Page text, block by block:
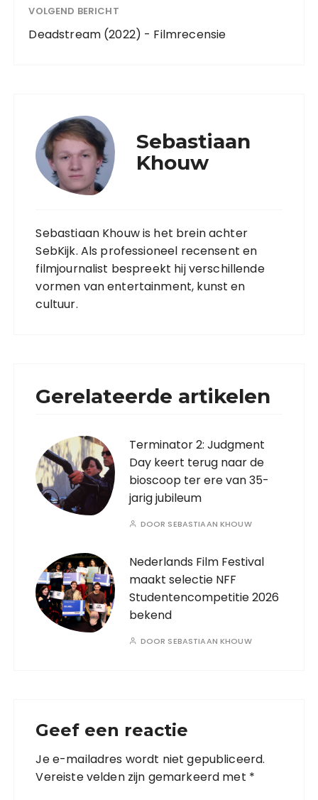
VOLGEND BERICHT
Deadstream (2022) - Filmrecensie
Sebastiaan
Khouw
Sebastiaan Khouw is het brein achter
SebKijk. Als professioneel recensent en
filmjournalist bespreekt hij verschillende
vormen van entertainment, kunst en
cultuur.
Gerelateerde artikelen
Terminator 2: Judgment
Day keert terug naar de
bioscoop ter ere van 35-
jarig jubileum
DOOR SEBASTIAAN KHOUW
Nederlands Film Festival
maakt selectie NFF
Studentencompetitie 2026
bekend
DOOR SEBASTIAAN KHOUW
Geef een reactie
Je e-mailadres wordt niet gepubliceerd.
Vereiste velden zijn gemarkeerd met *